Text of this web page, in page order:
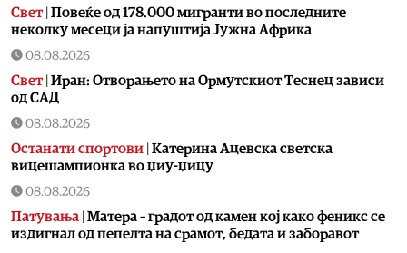
Свет| Повеќе од 178.000 мигранти во последните
неколку месеци ја напуштија Јужна Африка
08.08.2026
Свет| Иран: Отворањето на Ормутскиот Теснец зависи
од САД
08.08.2026
Останати спортови Катерина Ацевска светска
вицешампионка во џиу-џицу
08.08.2026
Патувања Матера – градот од камен кој како феникс се
издигнал од пепелта на срамот, бедата и заборавот